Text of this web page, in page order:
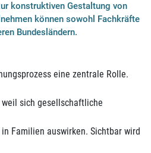
konstruktiven Gestaltung von
können sowohl Fachkräfte
Bundesländern.
eine zentrale Rolle.
sich gesellschaftliche
Familien auswirken. Sichtbar wird